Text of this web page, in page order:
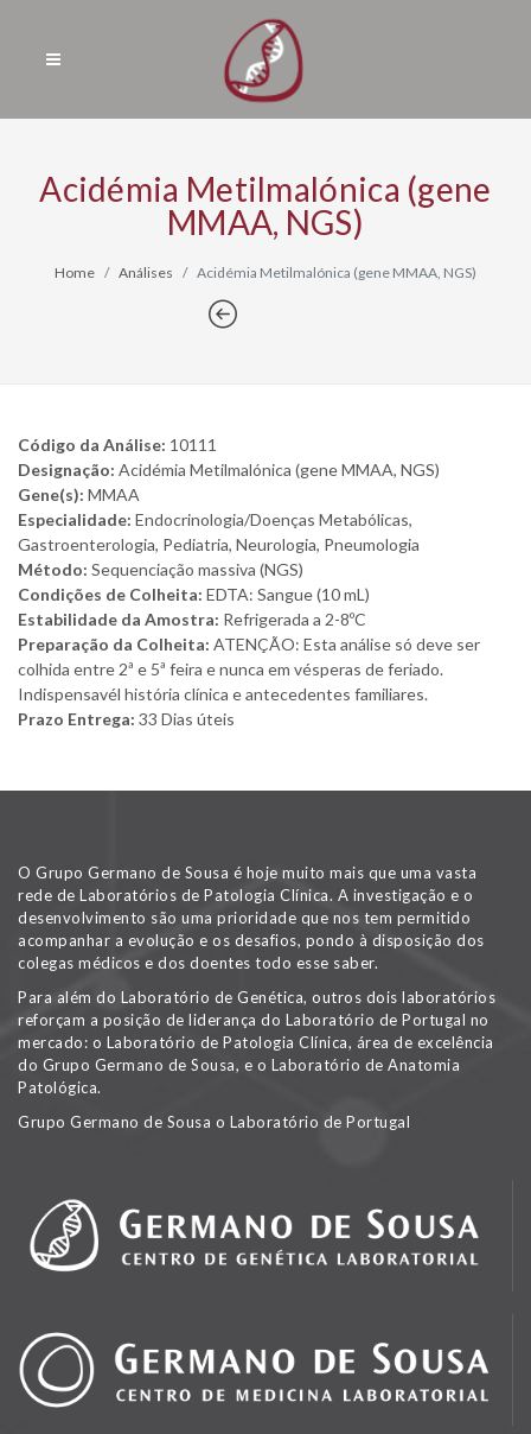
Acidémia Metilmalónica (gene
MMAA, NGS)
Home Análises Acidémia Metilmalónica (gene MMAA, NGS)
Código da Análise: 10111
Designação: Acidémia Metilmalónica (gene MMAA, NGS)
Gene(s): MMAA
Especialidade: Endocrinologia/Doenças Metabólicas,
Gastroenterologia, Pediatria, Neurologia, Pneumologia
Método: Sequenciação massiva (NGS)
Condições de Colheita: EDTA: Sangue (10 mL)
Estabilidade da Amostra: Refrigerada a 2-8ºC
Preparação da Colheita: ATENÇÃO: Esta análise só deve ser
colhida entre 2ª e 5ª feira e nunca em vésperas de feriado.
Indispensavél história clínica e antecedentes familiares.
Prazo Entrega: 33 Dias úteis
O Grupo Germano de Sousa é hoje muito mais que uma vasta
rede de Laboratórios de Patologia Clínica. A investigação e o
desenvolvimento são uma prioridade que nos tem permitido
acompanhar a evolução e os desafios, pondo à disposição dos
colegas médicos e dos doentes todo esse saber.
Para além do Laboratório de Genética, outros dois laboratórios
reforçam a posição de liderança do Laboratório de Portugal no
mercado: o Laboratório de Patologia Clínica, área de excelência
do Grupo Germano de Sousa, e o Laboratório de Anatomia
Patológica.
Grupo Germano de Sousa o Laboratório de Portugal